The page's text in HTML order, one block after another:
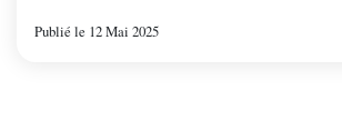
St-Georges/Baulche
Publié le 12 Mai 2025